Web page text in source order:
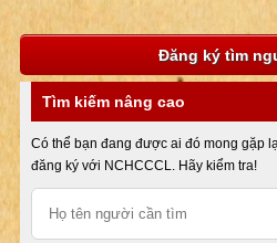
Đăng ký tìm
Tìm kiếm nâng cao
Có thể bạn đang được ai đó mong gặp
đăng ký với NCHCCCL. Hãy kiểm tra!